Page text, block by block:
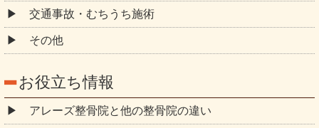
交通事故・むちうち施術
その他
お役立ち情報
アレーズ整骨院と他の整骨院の違い